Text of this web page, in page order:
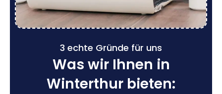
3 echte Gründe für uns
Was wir Ihnen in
Winterthur bieten: